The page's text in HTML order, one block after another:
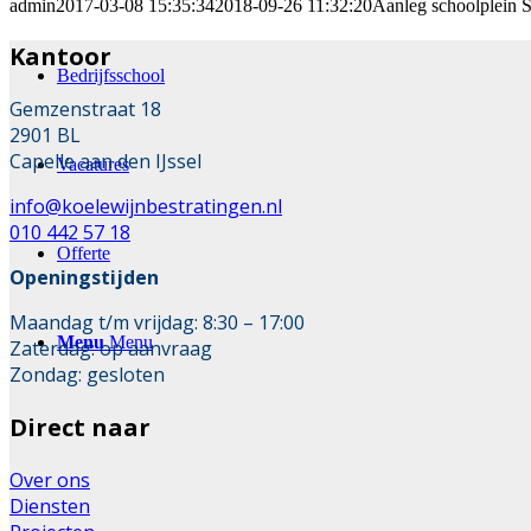
Bedrijfsschool
Vacatures
Offerte
Menu Menu
admin2017-03-08 15:35:342018-09-26 11:32:20Aanleg schoolplein
Kantoor
Gemzenstraat 18
2901 BL
Capelle aan den IJssel
info@koelewijnbestratingen.nl
010 442 57 18
Openingstijden
Maandag t/m vrijdag: 8:30 – 17:00
Zaterdag: op aanvraag
Zondag: gesloten
Direct naar
Over ons
Diensten